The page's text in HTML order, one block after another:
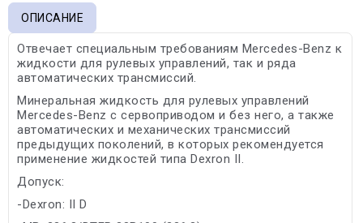
ОПИСАНИЕ
Отвечает специальным требованиям Mercedes-Benz к
жидкости для рулевых управлений, так и ряда
автоматических трансмиссий.
Минеральная жидкость для рулевых управлений
Mercedes-Benz с сервоприводом и без него, а также
автоматических и механических трансмиссий
предыдущих поколений, в которых рекомендуется
применение жидкостей типа Dexron II.
Допуск:
-Dexron: II D